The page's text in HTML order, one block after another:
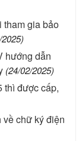
tham gia bảo
hướng dẫn
(24/02/2025)
thì được cấp,
chữ ký điện